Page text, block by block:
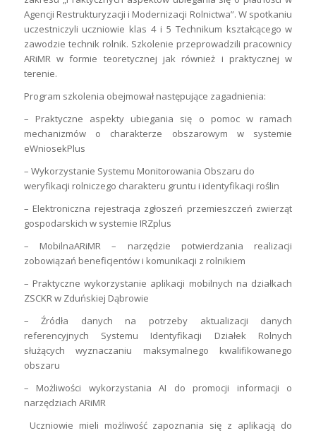
Agencji Restrukturyzacji i Modernizacji Rolnictwa”. W spotkaniu
uczestniczyli uczniowie klas 4 i 5 Technikum kształcącego w
zawodzie technik rolnik. Szkolenie przeprowadzili pracownicy
ARiMR w formie teoretycznej jak również i praktycznej w
terenie.
Program szkolenia obejmował następujące zagadnienia:
– Praktyczne aspekty ubiegania się o pomoc w ramach
mechanizmów o charakterze obszarowym w systemie
eWniosekPlus
– Wykorzystanie Systemu Monitorowania Obszaru do
weryfikacji rolniczego charakteru gruntu i identyfikacji roślin
– Elektroniczna rejestracja zgłoszeń przemieszczeń zwierząt
gospodarskich w systemie IRZplus
– MobilnaARiMR – narzędzie potwierdzania realizacji
zobowiązań beneficjentów i komunikacji z rolnikiem
– Praktyczne wykorzystanie aplikacji mobilnych na działkach
ZSCKR w Zduńskiej Dąbrowie
– Źródła danych na potrzeby aktualizacji danych
referencyjnych Systemu Identyfikacji Działek Rolnych
służących wyznaczaniu maksymalnego kwalifikowanego
obszaru
– Możliwości wykorzystania AI do promocji informacji o
narzędziach ARiMR
Uczniowie mieli możliwość zapoznania się z aplikacją do